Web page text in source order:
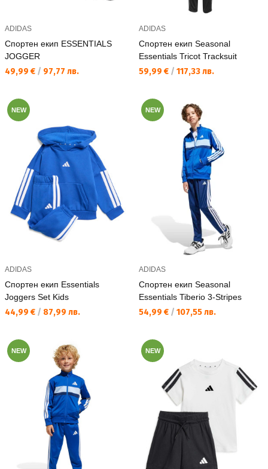
ADIDAS
Спортен екип ESSENTIALS
JOGGER
Текуща цена:
49,99 € / 97,77 лв.
ADIDAS
Спортен екип Seasonal
Essentials Tricot Tracksuit
Текуща цена:
59,99 € / 117,33 лв.
NEW
ADIDAS
Спортен екип Essentials
Joggers Set Kids
Текуща цена:
44,99 € / 87,99 лв.
NEW
ADIDAS
Спортен екип Seasonal
Essentials Tiberio 3-Stripes
Текуща цена:
54,99 € / 107,55 лв.
NEW NEW